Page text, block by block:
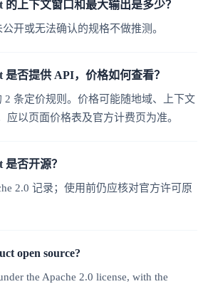
上下文窗口和最大输出是多少？
开或无法确认的规格不做推测。
否提供 API，价格如何查看？
2 条定价规则。价格可能随地域、上下文
应以页面价格表及官方计费页为准。
否开源？
2.0 记录；使用前仍应核对官方许可原
open source?
the Apache 2.0 license, with the